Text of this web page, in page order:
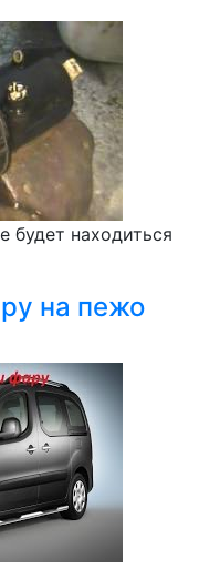
будет находиться
на пежо